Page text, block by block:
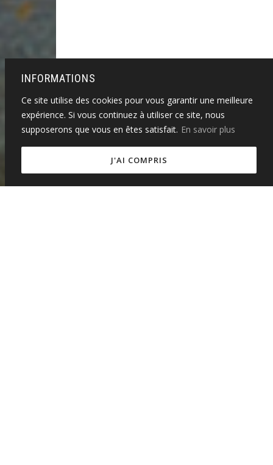
INFORMATIONS
Ce site utilise des cookies pour vous garantir une meilleure
expérience. Si vous continuez à utiliser ce site, nous
supposerons que vous en êtes satisfait. En savoir plus
J'AI COMPRIS